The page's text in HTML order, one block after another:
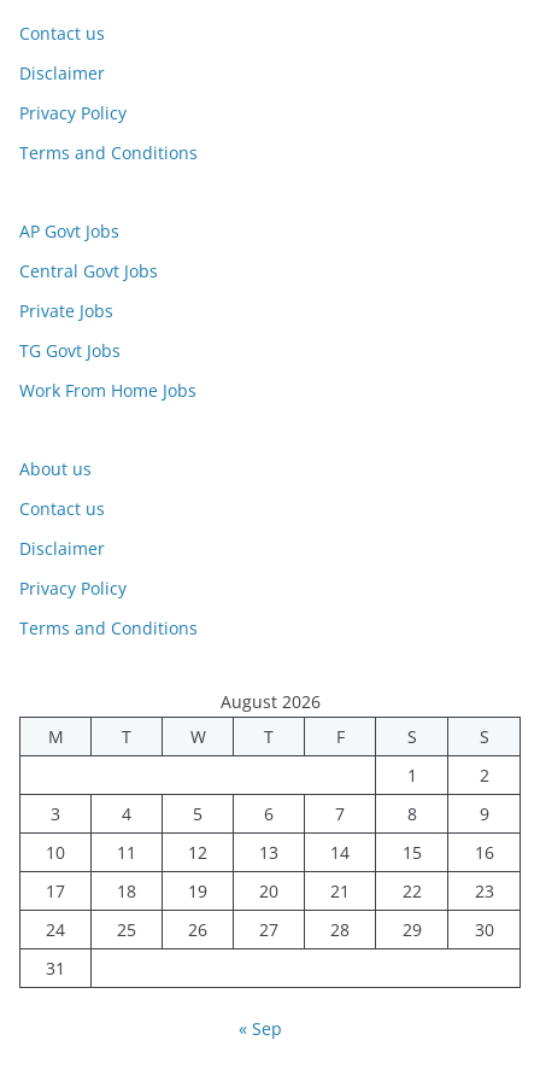
Contact us
Disclaimer
Privacy Policy
Terms and Conditions
AP Govt Jobs
Central Govt Jobs
Private Jobs
TG Govt Jobs
Work From Home Jobs
About us
Contact us
Disclaimer
Privacy Policy
Terms and Conditions
August 2026
M
T W T F S
S
1
2
3
4 5 6 7 8
9
10
11 12 13 14 15
16
17
18 19 20 21 22
23
24
25 26 27 28 29
30
31
« Sep